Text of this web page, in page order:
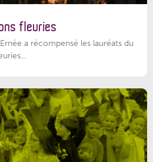
fleuries
a récompensé les lauréats du